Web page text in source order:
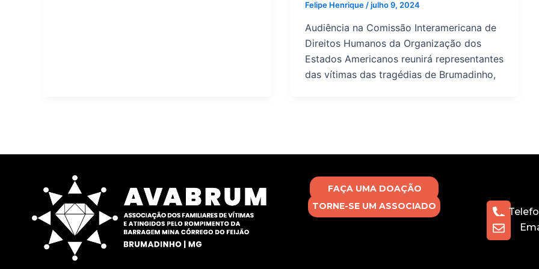
Felipe Henrique /julho 9, 2024
Audiência na Comissão Interamericana de
Direitos Humanos da Organização dos
Estados Americanos reunirá representantes
das vítimas das tragédias de Brumadinho,
FAÇA UMA DOAÇÃO
TORNE-SE UM ASSOCIADO